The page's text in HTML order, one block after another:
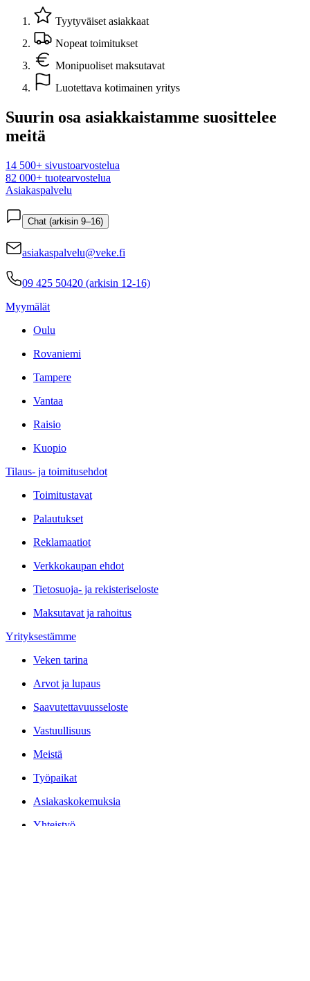
Tyytyväiset asiakkaat
Nopeat toimitukset
Monipuoliset maksutavat
Luotettava kotimainen yritys
Suurin osa asiakkaistamme suosittelee
meitä
14 500+ sivustoarvostelua
82 000+ tuotearvostelua
Asiakaspalvelu
Chat (arkisin 9–16)
asiakaspalvelu@veke.fi
09 425 50420 (arkisin 12-16)
Myymälät
Oulu
Rovaniemi
Tampere
Vantaa
Raisio
Kuopio
Tilaus- ja toimitusehdot
Toimitustavat
Palautukset
Reklamaatiot
Verkkokaupan ehdot
Tietosuoja- ja rekisteriseloste
Maksutavat ja rahoitus
Yrityksestämme
Veken tarina
Arvot ja lupaus
Saavutettavuusseloste
Vastuullisuus
Meistä
Työpaikat
Asiakaskokemuksia
Yhteistyö